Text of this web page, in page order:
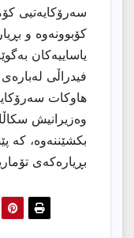
سەرۆکایەتیی
کۆبوونەوە و
یاساییەکان
فیدراڵی
هاوکات
وەزیرانیش
بکشێننەوە، کە
بڕیارەکەی